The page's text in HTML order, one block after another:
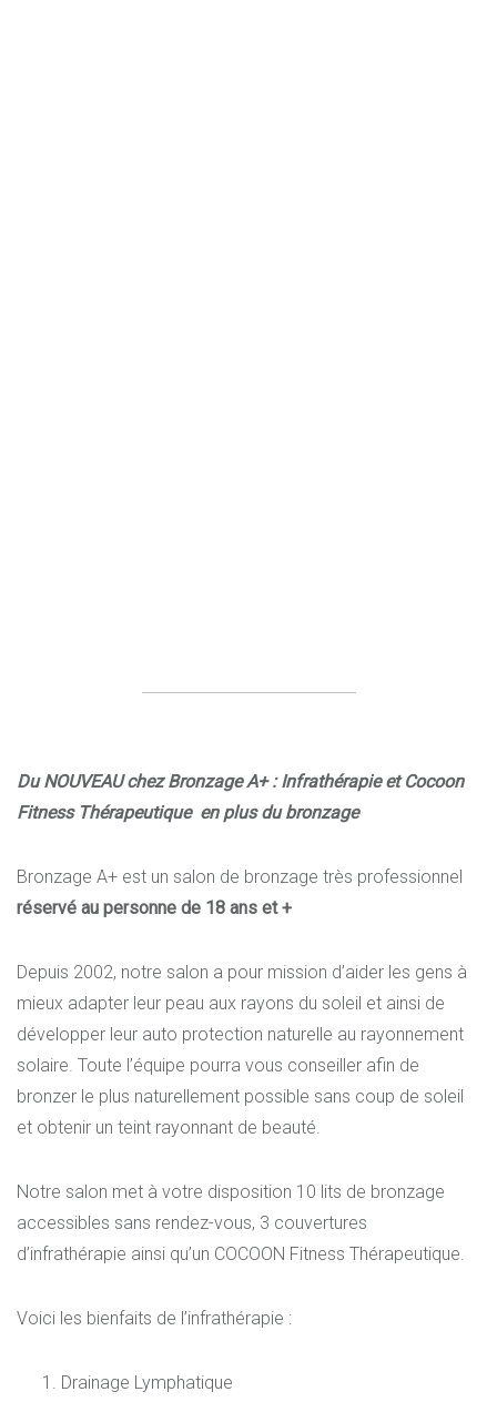
Du NOUVEAU chez Bronzage A+ : Infrathérapie et Cocoon
Fitness Thérapeutique en plus du bronzage
Bronzage A+ est un salon de bronzage très professionnel
réservé au personne de 18 ans et +
Depuis 2002, notre salon a pour mission d’aider les gens à
mieux adapter leur peau aux rayons du soleil et ainsi de
développer leur auto protection naturelle au rayonnement
solaire. Toute l’équipe pourra vous conseiller afin de
bronzer le plus naturellement possible sans coup de soleil
et obtenir un teint rayonnant de beauté.
Notre salon met à votre disposition 10 lits de bronzage
accessibles sans rendez-vous, 3 couvertures
d’infrathérapie ainsi qu’un COCOON Fitness Thérapeutique.
Voici les bienfaits de l’infrathérapie :
Drainage Lymphatique